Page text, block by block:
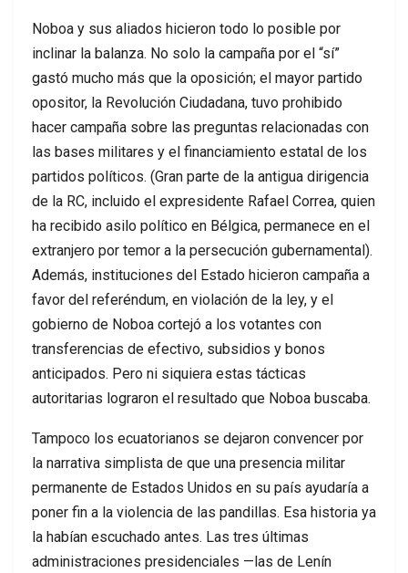
Noboa y sus aliados hicieron todo lo posible por
inclinar la balanza. No solo la campaña por el “sí”
gastó mucho más que la oposición; el mayor partido
opositor, la Revolución Ciudadana, tuvo prohibido
hacer campaña sobre las preguntas relacionadas con
las bases militares y el financiamiento estatal de los
partidos políticos. (Gran parte de la antigua dirigencia
de la RC, incluido el expresidente Rafael Correa, quien
ha recibido asilo político en Bélgica, permanece en el
extranjero por temor a la persecución gubernamental).
Además, instituciones del Estado hicieron campaña a
favor del referéndum, en violación de la ley, y el
gobierno de Noboa cortejó a los votantes con
transferencias de efectivo, subsidios y bonos
anticipados. Pero ni siquiera estas tácticas
autoritarias lograron el resultado que Noboa buscaba.
Tampoco los ecuatorianos se dejaron convencer por
la narrativa simplista de que una presencia militar
permanente de Estados Unidos en su país ayudaría a
poner fin a la violencia de las pandillas. Esa historia ya
la habían escuchado antes. Las tres últimas
administraciones presidenciales —las de Lenín